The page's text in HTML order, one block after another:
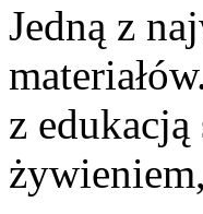
Jedną z
z